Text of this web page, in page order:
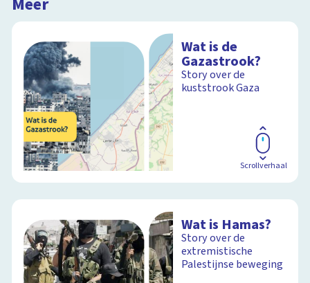
Wat is de
Gazastrook?
Story over de
kuststrook Gaza
Scrollverhaal
Wat is Hamas?
Story over de
extremistische
Palestijnse beweging